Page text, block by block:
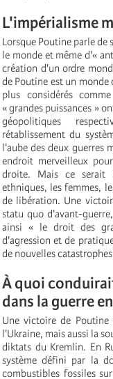
L'impérialisme
Lorsque Poutine parle de
le monde et même d'«
création d'un ordre
de Poutine est un
plus considérés
« grandes puissances »
géopolitiques
rétablissement du
l'aube des deux guerres
endroit merveilleux
droite. Mais ce serait
ethniques, les femmes,
de libération. Une
statu quo d'avant-
ainsi « le droit des
d'agression et de
de nouvelles
À quoi
dans la guerre
Une victoire de
l'Ukraine, mais aussi la
diktats du Kremlin. En
système défini par la
combustibles fossiles